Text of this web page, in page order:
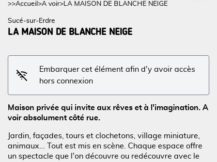
Voir l'image en plein écran
>>Accueil >A voir>LA MAISON DE BLANCHE NEIGE
Sucé-sur-Erdre
LA MAISON DE BLANCHE NEIGE
Embarquer cet élément afin d'y avoir accès
hors connexion
Maison privée qui invite aux rêves et à l'imagination. A
voir absolument côté rue.
Jardin, façades, tours et clochetons, village miniature,
animaux... Tout est mis en scène. Chaque espace offre
un spectacle que l'on découvre ou redécouvre avec le